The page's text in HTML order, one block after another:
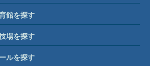
館を探す
場を探す
ルを探す